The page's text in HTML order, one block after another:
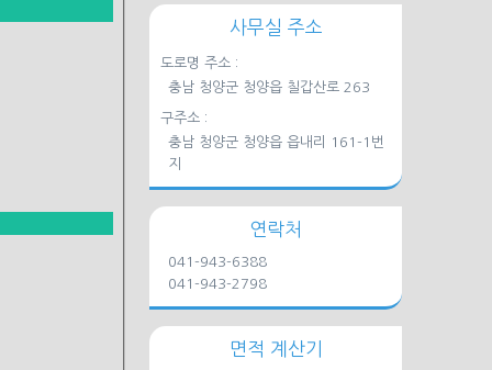
사무실 주소
도로명 주소 :
충남 청양군 청양읍 칠갑산로 263
구주소 :
충남 청양군 청양읍 읍내리 161-1번
지
연락처
041-943-6388
041-943-2798
면적 계산기